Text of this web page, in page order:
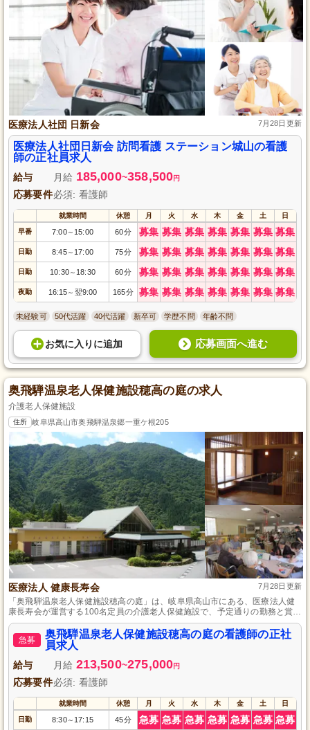
医療法人社団 日新会 7月28日更新
医療法人社団日新会 訪問看護 ステーション城山の看護
師の正社員求人
給与 月給 185,000~358,500円
応募要件必須: 看護師
就業時間 休憩 月 火 水 木 金 土 日
早番 7:00～ 15:00 60分 募集 募集 募集 募集 募集 募集 募集
日勤 8:45～ 17:00 75分 募集 募集 募集 募集 募集 募集 募集
日勤 10:30～ 18:30 60分 募集 募集 募集 募集 募集 募集 募集
夜勤 16:15～ 翌9:00 165分 募集 募集 募集 募集 募集 募集 募集
未経験可 50代活躍 40代活躍 新卒可 学歴不問 年齢不問
お気に入り に追加 応募画面へ進む
奥飛騨温泉老人保健施設穂高の庭の求人
介護老人保健施設
住所 岐阜県高山市奥飛騨温泉郷一重ケ根205
医療法人 健康長寿会 7月28日更新
「奥飛騨温泉老人保健施設穂高の庭」は、岐阜県高山市にある、医療法人健
康長寿会が運営する100名定員の介護老人保健施設で、予定通りの勤務と賞与
支給など働きやすさも魅力です。
急募
奥飛騨温泉老人保健施設穂高の庭の看護師の正社
員求人
給与 月給 213,500~275,000円
応募要件必須: 看護師
就業時間 休憩 月 火 水 木 金 土 日
日勤 8:30～ 17:15 45分 急募 急募 急募 急募 急募 急募 急募